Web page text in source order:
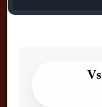
بطاقة مباراة بوروسيا دورتموند Vs